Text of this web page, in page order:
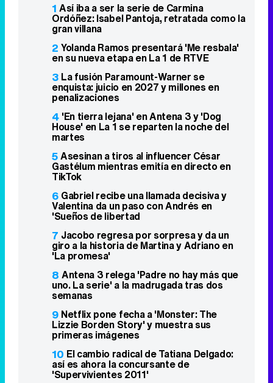
1 Así iba a ser la serie de Carmina
Ordóñez: Isabel Pantoja, retratada como la
gran villana
2 Yolanda Ramos presentará 'Me resbala'
en su nueva etapa en La 1 de RTVE
3 La fusión Paramount-Warner se
enquista: juicio en 2027 y millones en
penalizaciones
4 'En tierra lejana' en Antena 3 y 'Dog
House' en La 1 se reparten la noche del
martes
5Asesinan a tiros al influencer César
Gastélum mientras emitía en directo en
TikTok
6 Gabriel recibe una llamada decisiva y
Valentina da un paso con Andrés en
'Sueños de libertad
7 Jacobo regresa por sorpresa y da un
giro a la historia de Martina y Adriano en
'La promesa'
8 Antena 3 relega 'Padre no hay más que
uno. La serie' a la madrugada tras dos
semanas
9 Netflix pone fecha a 'Monster: The
Lizzie Borden Story' y muestra sus
primeras imágenes
10 El cambio radical de Tatiana Delgado:
así es ahora la concursante de
'Supervivientes 2011'